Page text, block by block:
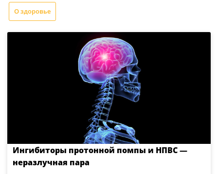
О здоровье
Ингибиторы протонной помпы и НПВС —
неразлучная пара